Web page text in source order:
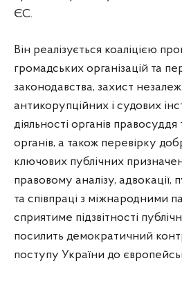
ЄС.
Він реалізується коаліцією
громадських організацій та
законодавства, захист
антикорупційних і судових
діяльності органів
органів, а також перевірку
ключових публічних
правовому аналізу, адвокації,
та співпраці з міжнародними
сприятиме підзвітності
посилить демократичний
поступу України до